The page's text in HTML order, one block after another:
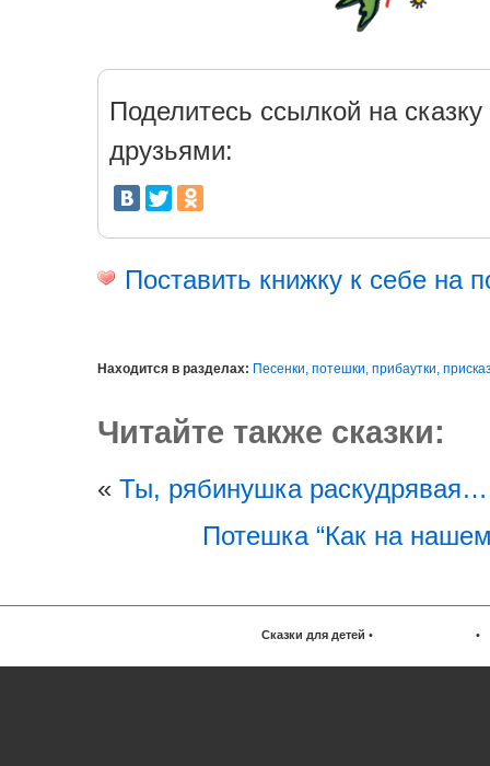
Поделитесь ссылкой на сказку
друзьями:
Поставить книжку к себе на
Находится в разделах: Песенки, потешки, прибаутки,
Читайте также сказки:
« Ты, рябинушка раскудрявая…
Потешка “Как на
Сказки для детей • •